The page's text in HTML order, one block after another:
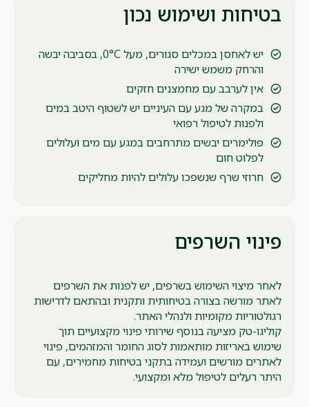
בטיחות ושימוש נכון
יש לאחסן במכלים סגורים, מעל 0°C, בסביבה יבשה
והרחק משמש ישירה
אין לערבב עם מחמצנים חזקים
במקרה של מגע עם העיניים יש לשטוף היטב במים
ולפנות לטיפול רפואי
פולימרים יבשים מתרחבים במגע עם מים ועלולים
לפלוט חום
חרוזי שרף שנשפכו עלולים להיות מחליקים
פינוי השרפים
לאחר מיצוי השימוש בשרפים, יש לפנות את השרפים
לאתר מורשה בצורה בטיחותית ותקנית ובהתאם לדרישות
רגולטוריות מקומיות ולנהלי האתר.
קוליגו-טק מציעה בנוסף שירותי פינוי מקצועיים תוך
שימוש באריזות מותאמות לסוג החומר והמזהמים, פינוי
לאתרים מורשים ועמידה בתקני בטיחות מחמירים, עם
היתר רעלים לטיפול מלא ומקצועי.